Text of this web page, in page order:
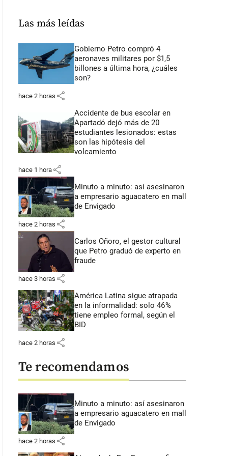
Lukas, señalado cabecilla de esta red transnacional de la trata de
de Medellín. En la ciudad hubo otras ocho capturas por este
Las más leídas
Gobierno Petro compró 4
aeronaves militares por $1,5
billones a última hora, ¿cuáles
son?
hace 2 horas share
Accidente de bus escolar en
Apartadó dejó más de 20
estudiantes lesionados: estas
son las hipótesis del
volcamiento
hace 1 hora share
Minuto a minuto: así asesinaron
a empresario aguacatero en mall
de Envigado
hace 2 horas share
Carlos Oñoro, el gestor cultural
que Petro graduó de experto en
fraude
hace 3 horas share
América Latina sigue atrapada
en la informalidad: solo 46%
tiene empleo formal, según el
BID
hace 2 horas share
Te recomendamos
Minuto a minuto: así asesinaron
a empresario aguacatero en mall
de Envigado
hace 2 horas share